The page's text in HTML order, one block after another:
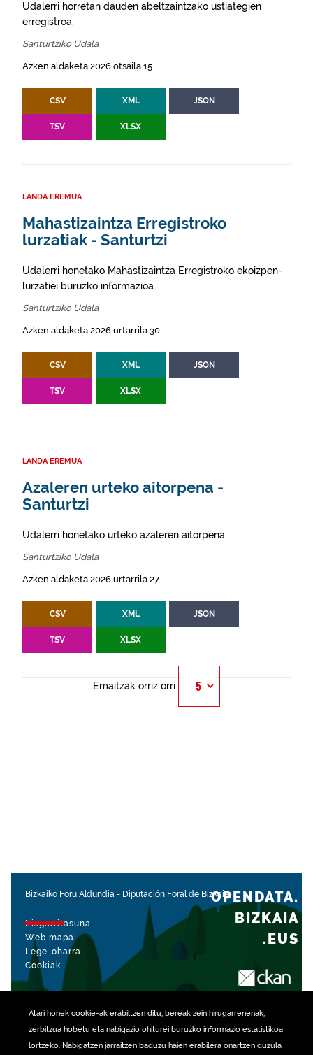
Atari honek cookie-ak erabiltzen ditu, bereak zein hirugarrenenak,
zerbitzua hobetu eta nabigazio ohiturei buruzko informazio estatistikoa
lortzeko. Nabigatzen jarraitzen baduzu haien erabilera onartzen duzula
Udalerri horretan dauden abeltzaintzako ustiategien
erregistroa.
Santurtziko Udala
Azken aldaketa 2026 otsaila 15
CSV XML JSON
TSV XLSX
LANDA EREMUA
Mahastizaintza Erregistroko
lurzatiak - Santurtzi
Udalerri honetako Mahastizaintza Erregistroko ekoizpen-
lurzatiei buruzko informazioa.
Santurtziko Udala
Azken aldaketa 2026 urtarrila 30
CSV XML JSON
TSV XLSX
LANDA EREMUA
Azaleren urteko aitorpena -
Santurtzi
Udalerri honetako urteko azaleren aitorpena.
Santurtziko Udala
Azken aldaketa 2026 urtarrila 27
CSV XML JSON
TSV XLSX
Emaitzak orriz orri
Bizkaiko Foru Aldundia - Diputación Foral de Bizkaia
Irisgarritasuna
Web mapa
Lege-oharra
Cookiak
OPENDATA.
BIZKAIA
.EUS